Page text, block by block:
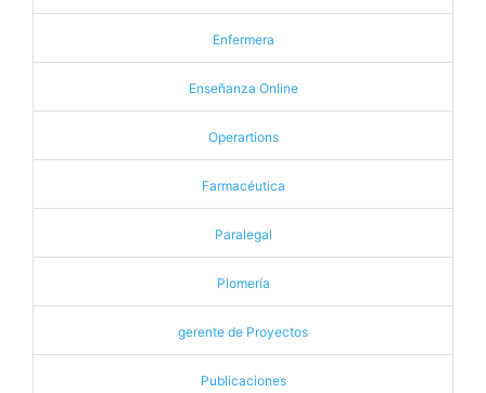
Enfermera
Enseñanza Online
Operartions
Farmacéutica
Paralegal
Plomería
gerente de Proyectos
Publicaciones